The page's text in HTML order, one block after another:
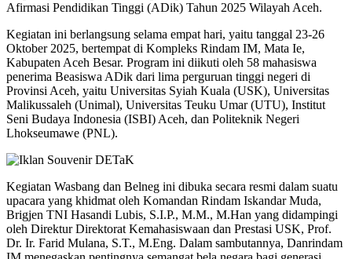
Afirmasi Pendidikan Tinggi (ADik) Tahun 2025 Wilayah Aceh.
Kegiatan ini berlangsung selama empat hari, yaitu tanggal 23-26
Oktober 2025, bertempat di Kompleks Rindam IM, Mata Ie,
Kabupaten Aceh Besar. Program ini diikuti oleh 58 mahasiswa
penerima Beasiswa ADik dari lima perguruan tinggi negeri di
Provinsi Aceh, yaitu Universitas Syiah Kuala (USK), Universitas
Malikussaleh (Unimal), Universitas Teuku Umar (UTU), Institut
Seni Budaya Indonesia (ISBI) Aceh, dan Politeknik Negeri
Lhokseumawe (PNL).
Kegiatan Wasbang dan Belneg ini dibuka secara resmi dalam suatu
upacara yang khidmat oleh Komandan Rindam Iskandar Muda,
Brigjen TNI Hasandi Lubis, S.I.P., M.M., M.Han yang didampingi
oleh Direktur Direktorat Kemahasiswaan dan Prestasi USK, Prof.
Dr. Ir. Farid Mulana, S.T., M.Eng. Dalam sambutannya, Danrindam